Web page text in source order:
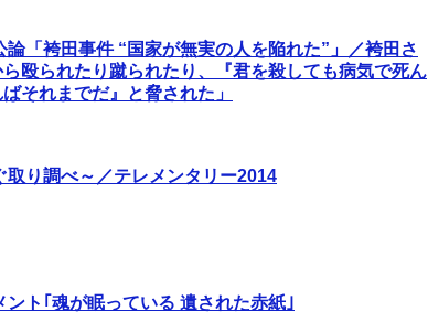
論「袴田事件 “国家が無実の人を陥れた”」／袴田さ
殴られたり蹴られたり、『君を殺しても病気で死ん
それまでだ』と脅された」
取り調べ～／テレメンタリー2014
ント｢魂が眠っている 遺された赤紙｣